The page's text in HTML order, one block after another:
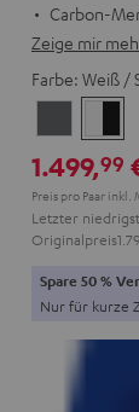
Carbon-
Zeige mir
Farbe: Weiß /
/
1.499,99
Preis pro Paar inkl.
Letzter
Originalpreis
Spare 50 %
Nur für kurze